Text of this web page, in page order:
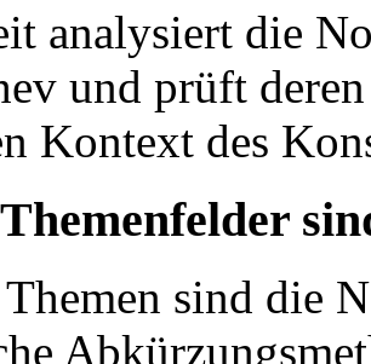
analysiert die
und prüft
Kontext des
sind die